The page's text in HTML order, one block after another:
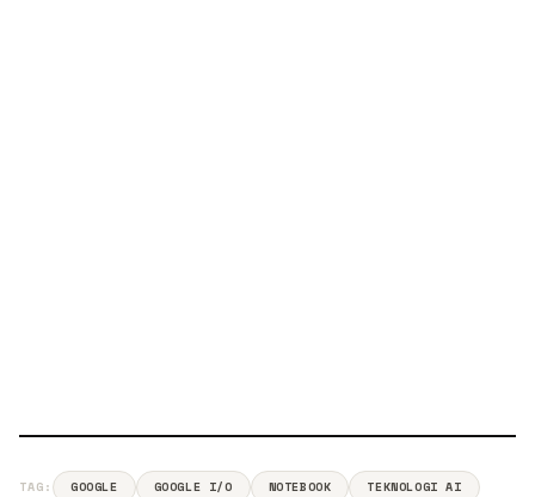
TAG: GOOGLE GOOGLE I/O NOTEBOOK
TEKNOLOGI AI